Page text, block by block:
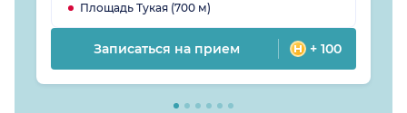
Площадь Тукая (700 м)
Записаться на прием + 100